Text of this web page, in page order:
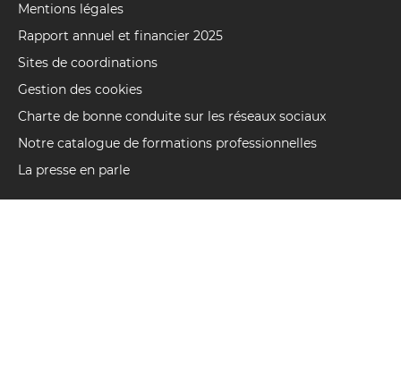
Mentions légales
Rapport annuel et financier 2025
Sites de coordinations
Gestion des cookies
Charte de bonne conduite sur les réseaux sociaux
Notre catalogue de formations professionnelles
La presse en parle